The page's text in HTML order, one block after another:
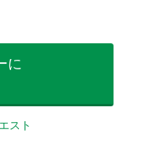
に
スト